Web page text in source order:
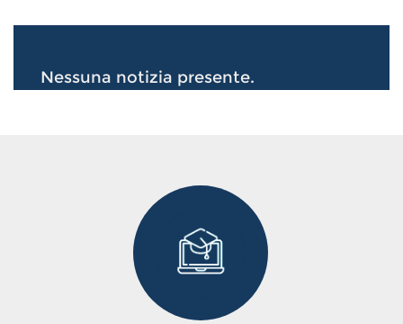
Nessuna notizia presente.